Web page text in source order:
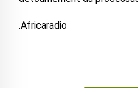
.Africaradio